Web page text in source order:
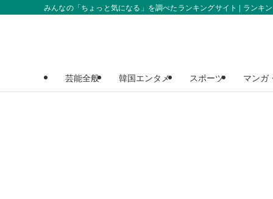
みんなの「ちょっと気になる」を調べたランキングサイト | ランキ
芸能全般 韓国エンタメ スポーツ マンガ